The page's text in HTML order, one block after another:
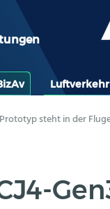
Luftverkehr
steht in der